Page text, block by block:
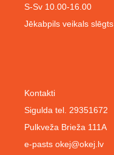
Kontakti
Sigulda tel. 29351672
Pulkveža Brieža 111A
e-pasts okej@okej.lv
S-Sv 10.00-16.00
Jēkabpils veikals slēgts